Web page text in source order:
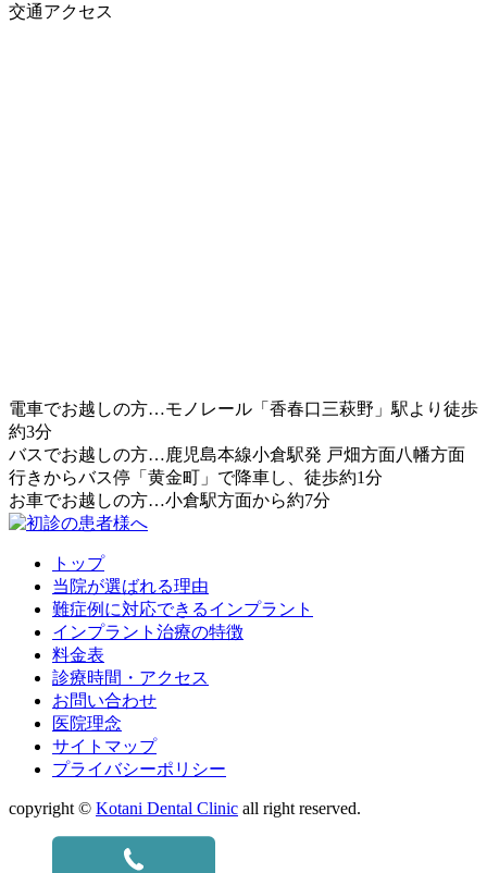
交通アクセス
電車でお越しの方…モノレール「香春口三萩野」駅より徒歩
約3分
バスでお越しの方…鹿児島本線小倉駅発 戸畑方面八幡方面
行きからバス停「黄金町」で降車し、徒歩約1分
お車でお越しの方…小倉駅方面から約7分
トップ
当院が選ばれる理由
難症例に対応できるインプラント
インプラント治療の特徴
料金表
診療時間・アクセス
お問い合わせ
医院理念
サイトマップ
プライバシーポリシー
copyright © Kotani Dental Clinic all right reserved.